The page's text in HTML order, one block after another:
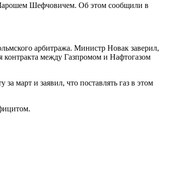
Шефчовичем. Об этом сообщили в
арбитража. Министр Новак заверил,
контракта между Газпромом и Нафтогазом
март и заявил, что поставлять газ в этом